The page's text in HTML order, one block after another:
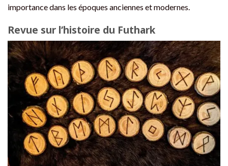
importance dans les époques anciennes et modernes.
Revue sur l’histoire du Futhark